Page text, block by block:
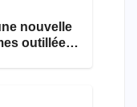
nouvelle
outillées